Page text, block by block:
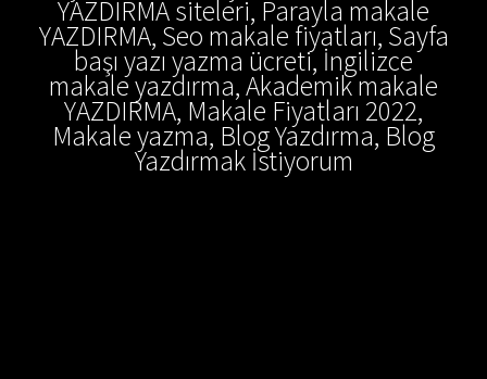
YAZDIRMA siteleri, Parayla makale
YAZDIRMA, Seo makale fiyatları, Sayfa
başı yazı yazma ücreti, İngilizce
makale yazdırma, Akademik makale
YAZDIRMA, Makale Fiyatları 2022,
Makale yazma, Blog Yazdırma, Blog
Yazdırmak İstiyorum